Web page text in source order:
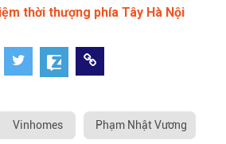
thời thượng phía Tây Hà Nội
Vinhomes Phạm Nhật Vương